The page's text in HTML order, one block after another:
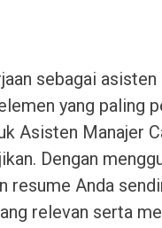
sebagai
yang paling
Asisten Manajer
Dengan
resume Anda
relevan serta